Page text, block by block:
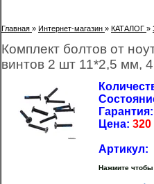
Главная » Интернет-магазин » КАТАЛОГ »
Комплект болтов от
винтов 2 шт 11*2,5 мм,
Гарантия:
Цена: 320
Артикул:
Нажмите чтобы